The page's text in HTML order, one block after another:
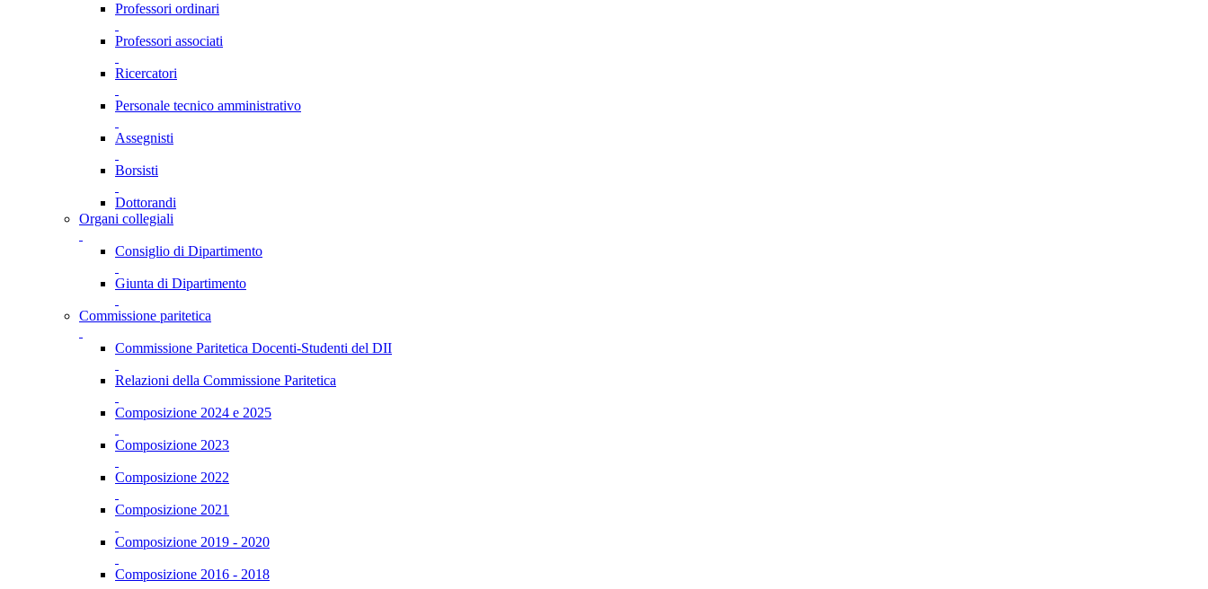
Professori ordinari
Professori associati
Ricercatori
Personale tecnico amministrativo
Assegnisti
Borsisti
Dottorandi
Organi collegiali
Consiglio di Dipartimento
Giunta di Dipartimento
Commissione paritetica
Commissione Paritetica Docenti-Studenti del DII
Relazioni della Commissione Paritetica
Composizione 2024 e 2025
Composizione 2023
Composizione 2022
Composizione 2021
Composizione 2019 - 2020
Composizione 2016 - 2018